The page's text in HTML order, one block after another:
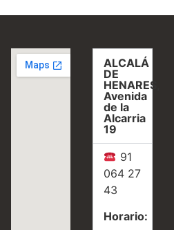
ALCALÁ
DE
HENARES,
Avenida
de la
Alcarria
19
91
064 27
43
Horario: